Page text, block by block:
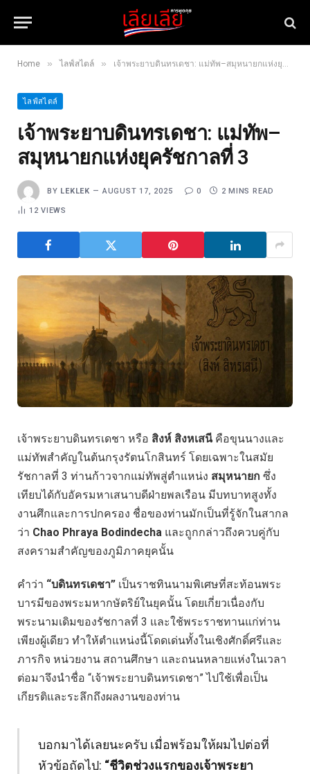
Home » ไลฟ์สไตล์ » เจ้าพระยาบดินทรเดชา: แม่ทัพ–สมุหนายกแห่งยุครัชกาลที่ 3
ไลฟ์สไตล์
เจ้าพระยาบดินทรเดชา: แม่ทัพ–
สมุหนายกแห่งยุครัชกาลที่ 3
BY LEKLEK AUGUST 17, 2025 0 2 MINS READ
12VIEWS
เจ้าพระยาบดินทรเดชา หรือ สิงห์ สิงหเสนี คือขุนนางและ
แม่ทัพสำคัญในต้นกรุงรัตนโกสินทร์ โดยเฉพาะในสมัย
รัชกาลที่ 3 ท่านก้าวจากแม่ทัพสู่ตำแหน่ง สมุหนายก ซึ่ง
เทียบได้กับอัครมหาเสนาบดีฝ่ายพลเรือน มีบทบาทสูงทั้ง
งานศึกและการปกครอง ชื่อของท่านมักเป็นที่รู้จักในสากล
ว่า Chao Phraya Bodindecha และถูกกล่าวถึงควบคู่กับ
สงครามสำคัญของภูมิภาคยุคนั้น
คำว่า “บดินทรเดชา” เป็นราชทินนามพิเศษที่สะท้อนพระ
บารมีของพระมหากษัตริย์ในยุคนั้น โดยเกี่ยวเนื่องกับ
พระนามเดิมของรัชกาลที่ 3 และใช้พระราชทานแก่ท่าน
เพียงผู้เดียว ทำให้ตำแหน่งนี้โดดเด่นทั้งในเชิงศักดิ์ศรีและ
ภารกิจ หน่วยงาน สถานศึกษา และถนนหลายแห่งในเวลา
ต่อมาจึงนำชื่อ “เจ้าพระยาบดินทรเดชา” ไปใช้เพื่อเป็น
เกียรติและระลึกถึงผลงานของท่าน
บอกมาได้เลยนะครับ เมื่อพร้อมให้ผมไปต่อที่
หัวข้อถัดไป: “ชีวิตช่วงแรกของเจ้าพระยา